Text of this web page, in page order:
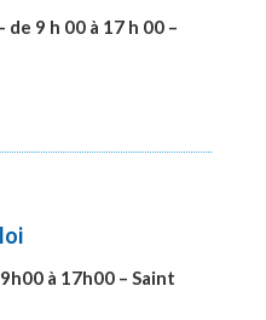
9 h 00 à 17 h 00 –
à 17h00 – Saint